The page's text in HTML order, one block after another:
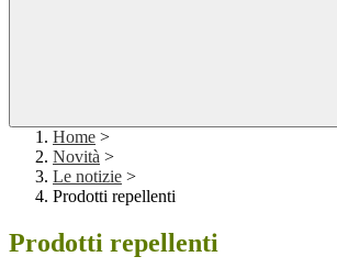
Home >
Novità >
Le notizie >
Prodotti repellenti
Prodotti repellenti